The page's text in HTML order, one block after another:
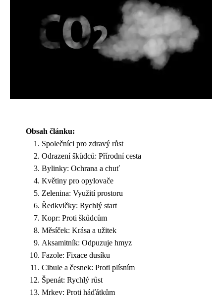
Obsah článku:
Společníci pro zdravý růst
Odrazení škůdců: Přírodní cesta
Bylinky: Ochrana a chuť
Květiny pro opylovače
Zelenina: Využití prostoru
Ředkvičky: Rychlý start
Kopr: Proti škůdcům
Měsíček: Krása a užitek
Aksamitník: Odpuzuje hmyz
Fazole: Fixace dusíku
Cibule a česnek: Proti plísním
Špenát: Rychlý růst
Mrkev: Proti háďátkům